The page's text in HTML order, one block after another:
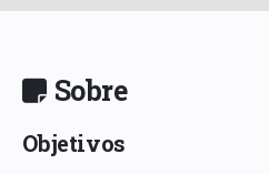
Sobre
Objetivos